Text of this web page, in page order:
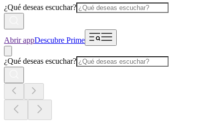
¿Qué deseas escuchar?
Abrir appDescubre Prime
¿Qué deseas escuchar?